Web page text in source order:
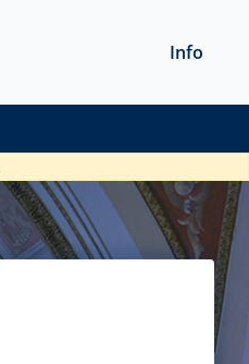
Info